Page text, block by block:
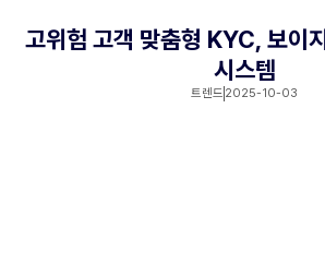
고위험 고객 맞춤형 KYC, 보이
시스템
트렌드 2025-10-03